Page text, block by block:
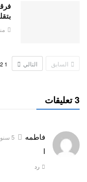
منذ 3
السابق التالي 1
3 تعليقات
فاطمه 5 سنوات منذ
ا
رد